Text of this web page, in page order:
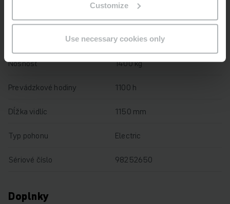
Customize
Use necessary cookies only
2019
Nosnosť 1400 kg
Prevádzkové hodiny 1100 h
Dĺžka vidlíc 1150 mm
Typ pohonu Electric
Sériové číslo 98252650
Doplnky